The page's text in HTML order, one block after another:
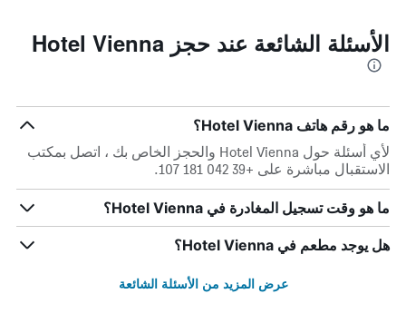
الأسئلة الشائعة عند حجز Hotel Vienna
ما هو رقم هاتف Hotel Vienna؟
لأي أسئلة حول Hotel Vienna والحجز الخاص بك ، اتصل بمكتب
الاستقبال مباشرة على +39 042 181 107.
ما هو وقت تسجيل المغادرة في Hotel Vienna؟
هل يوجد مطعم في Hotel Vienna؟
عرض المزيد من الأسئلة الشائعة